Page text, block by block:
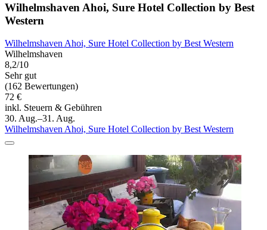
Wilhelmshaven Ahoi, Sure Hotel Collection by Best
Western
Wilhelmshaven Ahoi, Sure Hotel Collection by Best Western
Wilhelmshaven
8,2/10
Sehr gut
(162 Bewertungen)
72 €
inkl. Steuern & Gebühren
30. Aug.–31. Aug.
Wilhelmshaven Ahoi, Sure Hotel Collection by Best Western